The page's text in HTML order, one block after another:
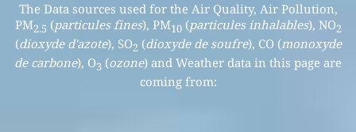
The Data sources used for the Air Quality, Air Pollution,
PM2.5 (particules fines), PM10(particules inhalables), NO2
(dioxyde d'azote), SO2 (dioxyde de soufre), CO (monoxyde
de carbone), O3 (ozone) and Weather data in this page are
coming from: